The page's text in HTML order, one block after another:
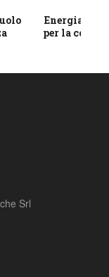
Energia e
per la
Srl